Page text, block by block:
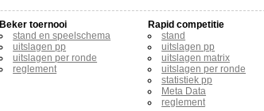
Beker toernooi
stand en speelschema
uitslagen pp
uitslagen per ronde
reglement
Rapid competitie
stand
uitslagen pp
uitslagen matrix
uitslagen per ronde
statistiek pp
Meta Data
reglement